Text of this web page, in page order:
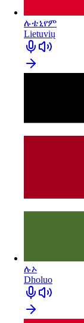
ሉቴኒየም
Lietuvių
ሉኦ
Dholuo